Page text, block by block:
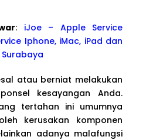
: iJoe – Apple Service
Iphone, iMac, iPad dan
atau berniat melakukan
kesayangan Anda.
tertahan ini umumnya
kerusakan komponen
adanya malafungsi